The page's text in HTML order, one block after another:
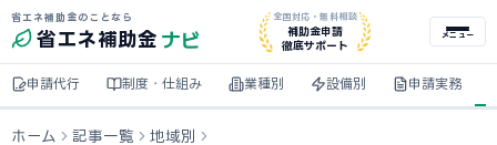
省エネ補助金のことなら
省エネ補助金 ナビ
全国対応・無料相談
補助金申請
徹底サポート
メニュー
申請代行 制度・仕組み 業種別 設備別 申請実務
ホーム 記事一覧
地域別